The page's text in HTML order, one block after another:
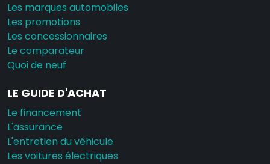
Les marques automobiles
Les promotions
Les concessionnaires
Le comparateur
Quoi de neuf
LE GUIDE D'ACHAT
Le financement
L'assurance
L'entretien du véhicule
Les voitures électriques